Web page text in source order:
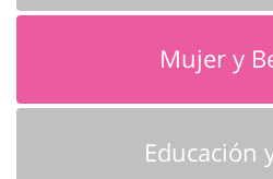
Mujer y
Educación